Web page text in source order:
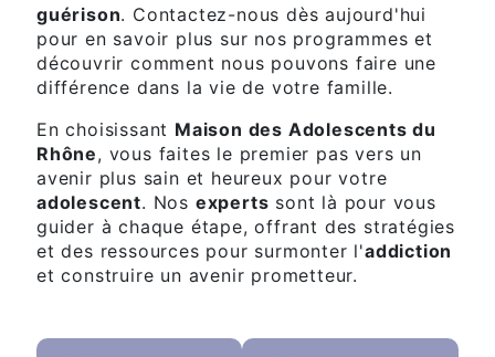
guérison. Contactez-nous dès aujourd'hui
pour en savoir plus sur nos programmes et
découvrir comment nous pouvons faire une
différence dans la vie de votre famille.
En choisissant Maison des Adolescents du
Rhône, vous faites le premier pas vers un
avenir plus sain et heureux pour votre
adolescent. Nos experts sont là pour vous
guider à chaque étape, offrant des stratégies
et des ressources pour surmonter l'addiction
et construire un avenir prometteur.